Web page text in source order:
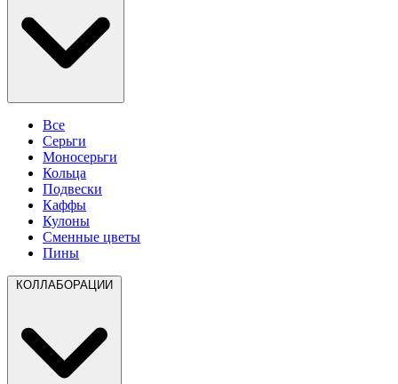
Все
Серьги
Моносерьги
Кольца
Подвески
Каффы
Кулоны
Сменные цветы
Пины